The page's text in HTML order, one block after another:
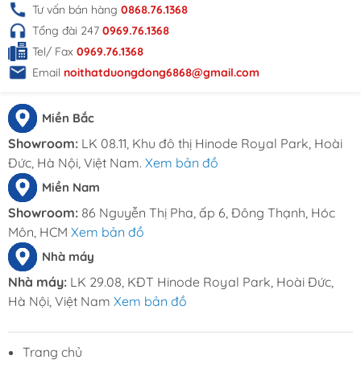
Tư vấn bán hàng 0868.76.1368
Tổng đài 247 0969.76.1368
Tel/ Fax 0969.76.1368
Email noithatduongdong6868@gmail.com
Miền Bắc
Showroom: LK 08.11, Khu đô thị Hinode Royal Park, Hoài
Đức, Hà Nội, Việt Nam. Xem bản đồ
Miền Nam
Showroom: 86 Nguyễn Thị Pha, ấp 6, Đông Thạnh, Hóc
Môn, HCM Xem bản đồ
Nhà máy
Nhà máy: LK 29.08, KĐT Hinode Royal Park, Hoài Đức,
Hà Nội, Việt Nam Xem bản đồ
Trang chủ